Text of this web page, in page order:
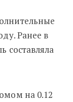
Ранее в
составляла
на 0.12